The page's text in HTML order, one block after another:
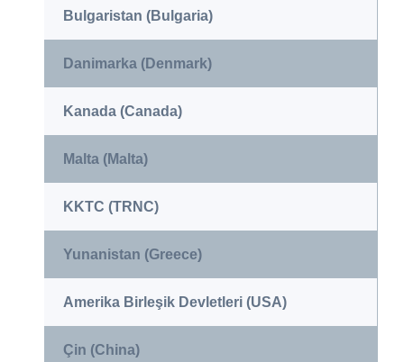
Bulgaristan (Bulgaria)
Danimarka (Denmark)
Kanada (Canada)
Malta (Malta)
KKTC (TRNC)
Yunanistan (Greece)
Amerika Birleşik Devletleri (USA)
Çin (China)